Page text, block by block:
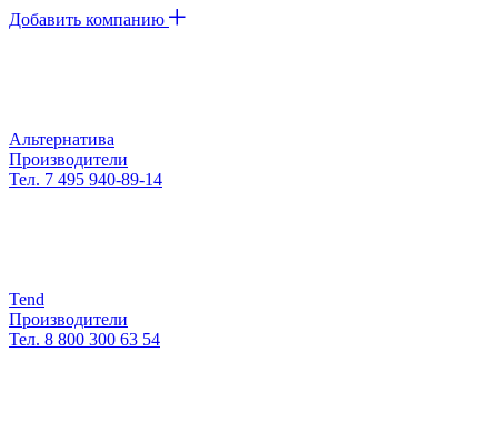
Добавить компанию
Альтернатива
Производители
Тел. 7 495 940-89-14
Tend
Производители
Тел. 8 800 300 63 54